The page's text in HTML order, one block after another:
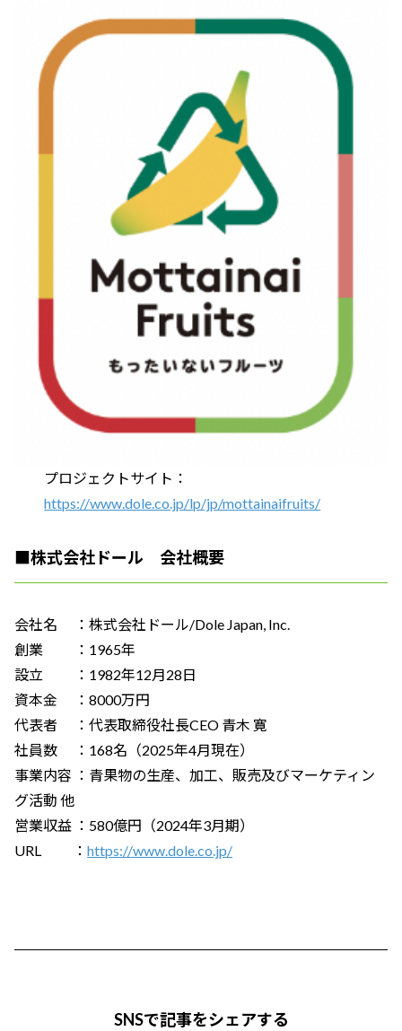
プロジェクトサイト：
https://www.dole.co.jp/lp/jp/mottainaifruits/
■株式会社ドール 会社概要
会社名 ：株式会社ドール/Dole Japan, Inc.
創業 ：1965年
設立 ：1982年12月28日
資本金 ：8000万円
代表者 ：代表取締役社長CEO 青木 寛
社員数 ：168名（2025年4月現在）
事業内容 ：青果物の生産、加工、販売及びマーケティン
グ活動 他
営業収益 ：580億円（2024年3月期）
URL ： https://www.dole.co.jp/
SNSで記事をシェアする